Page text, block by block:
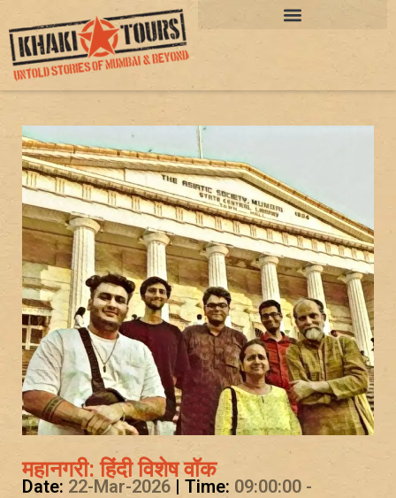
महानगरी: हिंदी विशेष वॉक
Date: 22-Mar-2026 | Time: 09:00:00 -